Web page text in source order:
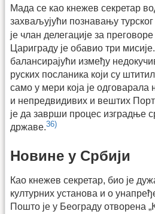
Мада се као кнежев секретар
захваљујући познавању турског
је члан делегације за
Цариграду је обавио три
балансирајући између
руских посланика који су
само у мери која је
и непредвидивих и вештих
је да заврши процес изградње
државе.36)
Новине у Србији
Као кнежев секретар, био је
културних установа и о
Пошто је у Београду отворена